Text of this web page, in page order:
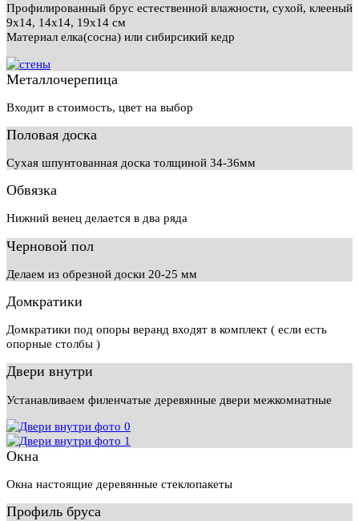
Профилированный брус естественной влажности, сухой, клееный
9х14, 14х14, 19х14 см
Материал елка(сосна) или сибирсикий кедр
Металлочерепица
Входит в стоимость, цвет на выбор
Половая доска
Сухая шпунтованная доска толщиной 34-36мм
Обвязка
Нижний венец делается в два ряда
Черновой пол
Делаем из обрезной доски 20-25 мм
Домкратики
Домкратики под опоры веранд входят в комплект ( если есть
опорные столбы )
Двери внутри
Устанавливаем филенчатые деревянные двери межкомнатные
Окна
Окна настоящие деревянные стеклопакеты
Профиль бруса